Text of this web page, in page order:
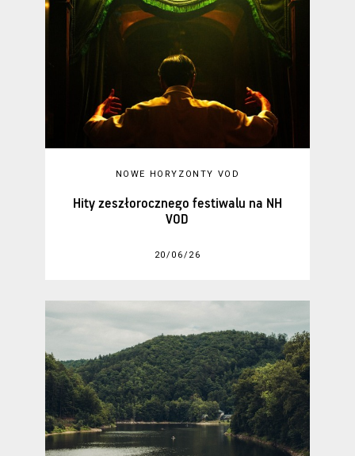
NOWE HORYZONTY VOD
Hity zeszłorocznego festiwalu na NH
VOD
20/06/26